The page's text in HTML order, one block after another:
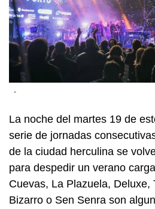
-
La noche del martes 19 de
serie de jornadas
de la ciudad herculina se
para despedir un verano
Cuevas, La Plazuela, Deluxe,
Bizarro o Sen Senra son